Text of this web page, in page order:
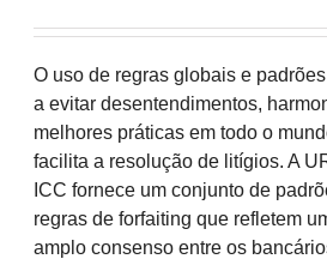
O uso de regras globais e
a evitar desentendimentos,
melhores práticas em todo o
facilita a resolução de litígios. A
ICC fornece um conjunto de
regras de forfaiting que refletem
amplo consenso entre os